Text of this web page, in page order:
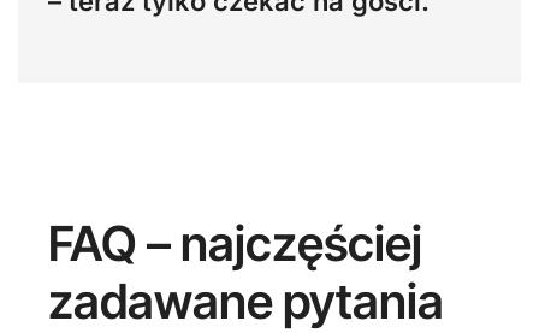
FAQ – najczęściej
zadawane pytania